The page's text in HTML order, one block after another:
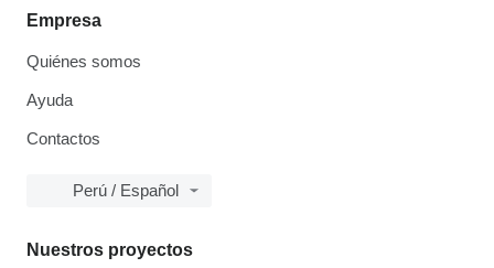
Empresa
Quiénes somos
Ayuda
Contactos
Perú / Español
Nuestros proyectos